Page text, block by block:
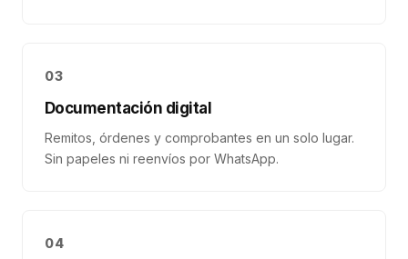
03
Documentación digital
Remitos, órdenes y comprobantes en un solo lugar.
Sin papeles ni reenvíos por WhatsApp.
04